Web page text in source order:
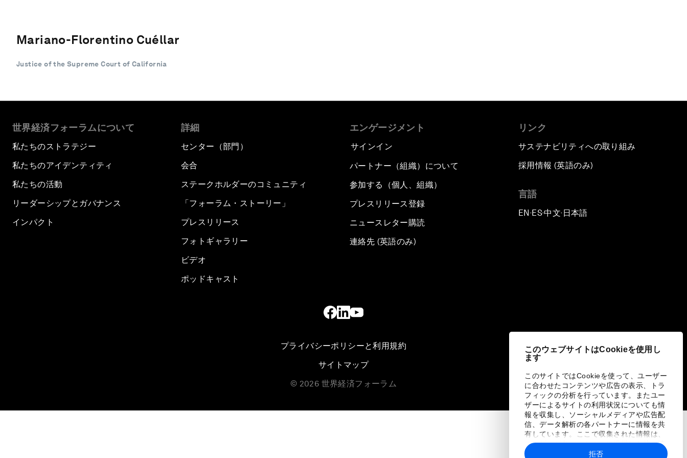
このウェブサイトはCookieを使用し
ます
このサイトではCookieを使って、ユーザー
に合わせたコンテンツや広告の表示、トラ
フィックの分析を行っています。またユー
ザーによるサイトの利用状況についても情
報を収集し、ソーシャルメディアや広告配
信、データ解析の各パートナーに情報を共
有しています。ここで収集された情報は、
ユーザーが各パートナーに提供した他の情
報や各パートナーのサービスを使用した際
拒否
Mariano-Florentino Cuéllar
Justice of the Supreme Court of California
世界経済フォーラムについて
私たちのストラテジー
私たちのアイデンティティ
私たちの活動
リーダーシップとガバナンス
インパクト
詳細
センター（部門）
会合
ステークホルダーのコミュニティ
「フォーラム・ストーリー」
プレスリリース
フォトギャラリー
ビデオ
ポッドキャスト
エンゲージメント
サインイン
パートナー（組織）について
参加する（個人、組織）
プレスリリース登録
ニュースレター購読
連絡先 (英語のみ)
リンク
サステナビリティへの取り組み
採用情報 (英語のみ)
言語
EN ▪ES▪中文▪ 日本語
プライバシーポリシーと利用規約
サイトマップ
© 2026 世界経済フォーラム